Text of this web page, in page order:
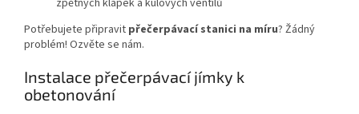
Potřebujete připravit přečerpávací stanici na míru? Žádný
problém! Ozvěte se nám.
Instalace přečerpávací jímky k
obetonování